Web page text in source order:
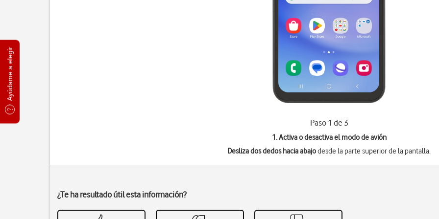
Ayúdame a elegir
Paso 1 de 3
1. Activa o desactiva el modo de avión
Desliza dos dedos hacia abajodesde la parte superior de la pantalla.
¿Te ha resultado útil esta información?